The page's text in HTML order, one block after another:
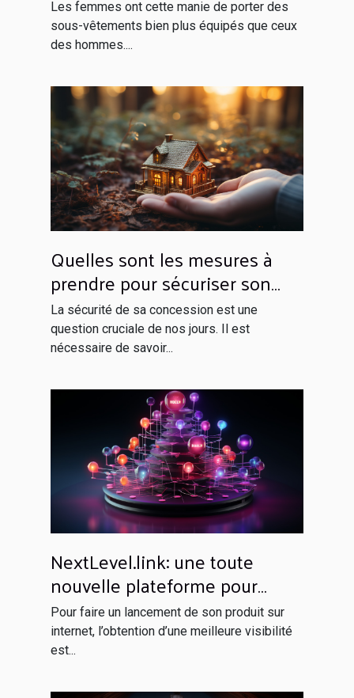
Les femmes ont cette manie de porter des
sous-vêtements bien plus équipés que ceux
des hommes....
Quelles sont les mesures à
prendre pour sécuriser son
domicile ?
La sécurité de sa concession est une
question cruciale de nos jours. Il est
nécessaire de savoir...
NextLevel.link: une toute
nouvelle plateforme pour
votre netlinking
Pour faire un lancement de son produit sur
internet, l’obtention d’une meilleure visibilité
est...